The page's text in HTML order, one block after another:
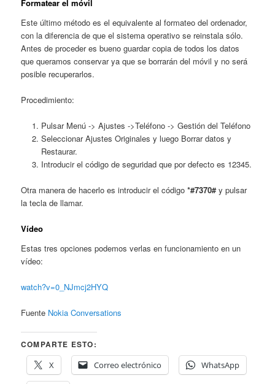
Formatear el móvil
Este último método es el equivalente al formateo del ordenador,
con la diferencia de que el sistema operativo se reinstala sólo.
Antes de proceder es bueno guardar copia de todos los datos
que queramos conservar ya que se borrarán del móvil y no será
posible recuperarlos.
Procedimiento:
Pulsar Menú -> Ajustes ->Teléfono -> Gestión del Teléfono
Seleccionar Ajustes Originales y luego Borrar datos y
Restaurar.
Introducir el código de seguridad que por defecto es 12345.
Otra manera de hacerlo es introducir el código*#7370#y pulsar
la tecla de llamar.
Vídeo
Estas tres opciones podemos verlas en funcionamiento en un
vídeo:
watch?v=0_NJmcj2HYQ
Fuente Nokia Conversations
COMPARTE ESTO:
X
Correo electrónico WhatsApp